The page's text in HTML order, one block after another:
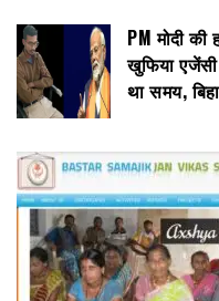
PM मोदी
खुफिया एजेंसी
था समय,